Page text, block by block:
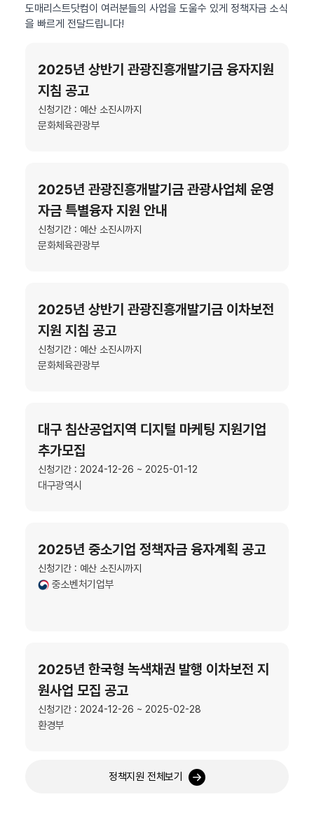
도매리스트닷컴이 여러분들의 사업을 도울수 있게 정책자금 소식
을 빠르게 전달드립니다!
2025년 상반기 관광진흥개발기금 융자지원
지침 공고
신청기간 : 예산 소진시까지
문화체육관광부
2025년 관광진흥개발기금 관광사업체 운영
자금 특별융자 지원 안내
신청기간 : 예산 소진시까지
문화체육관광부
2025년 상반기 관광진흥개발기금 이차보전
지원 지침 공고
신청기간 : 예산 소진시까지
문화체육관광부
대구 침산공업지역 디지털 마케팅 지원기업
추가모집
신청기간 : 2024-12-26 ~ 2025-01-12
대구광역시
2025년 중소기업 정책자금 융자계획 공고
신청기간 : 예산 소진시까지
중소벤처기업부
2025년 한국형 녹색채권 발행 이차보전 지
원사업 모집 공고
신청기간 : 2024-12-26 ~ 2025-02-28
환경부
정책지원 전체보기